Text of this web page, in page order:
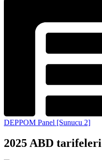
DEPPOM Panel [Sunucu 2]
2025 ABD tarifeleri